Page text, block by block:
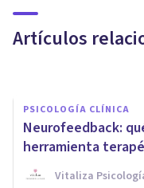
Artículos
psicólogos
PSICOLOGÍA CLÍNICA
Neurofeedback:
herramienta
Vitaliza